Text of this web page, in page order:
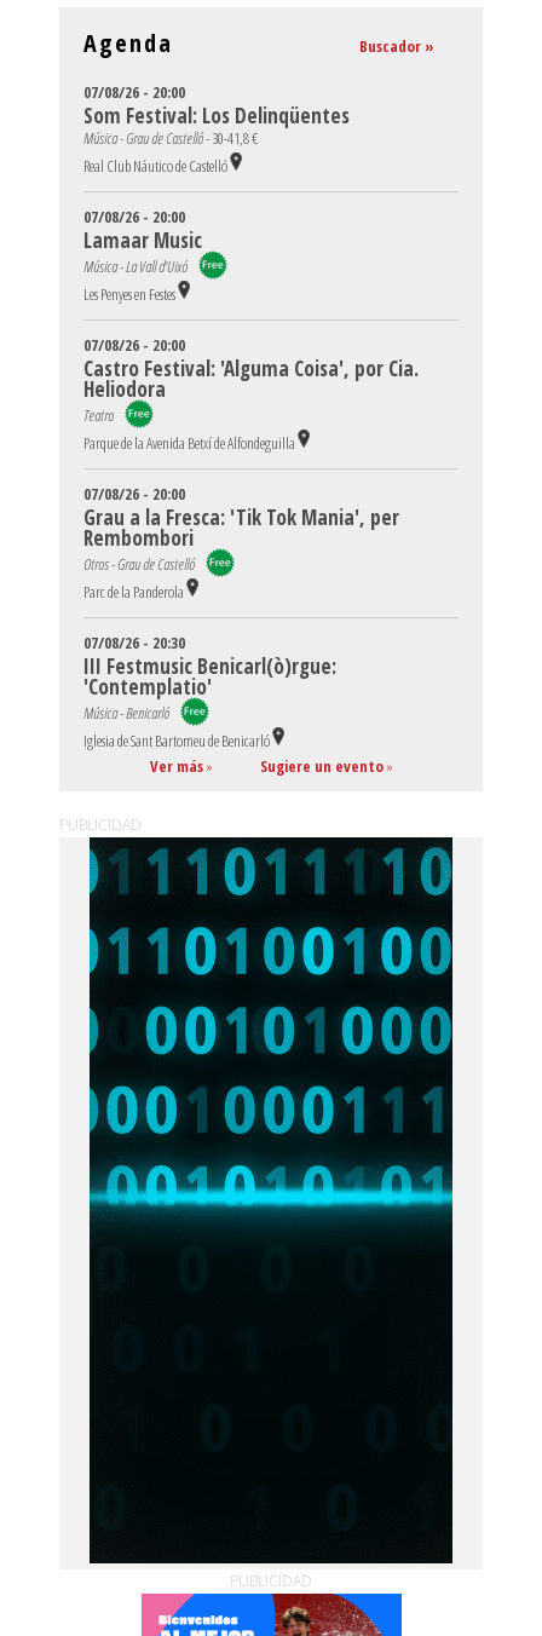
Agenda Buscador »
07/08/26 - 20:00
Som Festival: Los Delinqüentes
Música - Grau de Castelló -30-41,8 €
Real Club Náutico de Castelló
07/08/26 - 20:00
Lamaar Music
Música - La Vall d'Uixó
Les Penyes en Festes
07/08/26 - 20:00
Castro Festival: 'Alguma Coisa', por Cia.
Heliodora
Teatro
Parque de la Avenida Betxí de Alfondeguilla
07/08/26 - 20:00
Grau a la Fresca: 'Tik Tok Mania', per
Rembombori
Otros - Grau de Castelló
Parc de la Panderola
07/08/26 - 20:30
III Festmusic Benicarl(ò)rgue:
'Contemplatio'
Música - Benicarló
Iglesia de Sant Bartomeu de Benicarló
Ver más» Sugiere un evento»
PUBLICIDAD
PUBLICIDAD